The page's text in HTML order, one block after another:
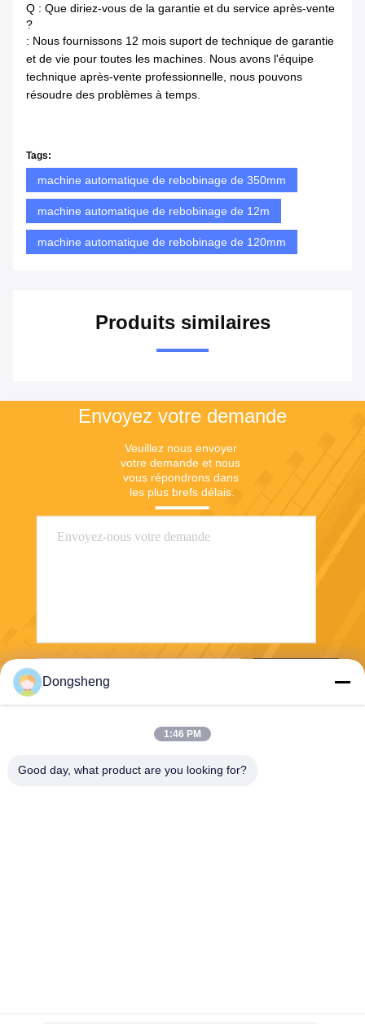
Q : Que diriez-vous de la garantie et du service après-vente
?
: Nous fournissons 12 mois suport de technique de garantie
et de vie pour toutes les machines. Nous avons l'équipe
technique après-vente professionnelle, nous pouvons
résoudre des problèmes à temps.
Tags:
machine automatique de rebobinage de 350mm
machine automatique de rebobinage de 12m
machine automatique de rebobinage de 120mm
Produits similaires
Envoyez votre demande
Veuillez nous envoyer
votre demande et nous
vous répondrons dans
les plus brefs délais.
Dongsheng
1:46 PM
Good day, what product are you looking for?